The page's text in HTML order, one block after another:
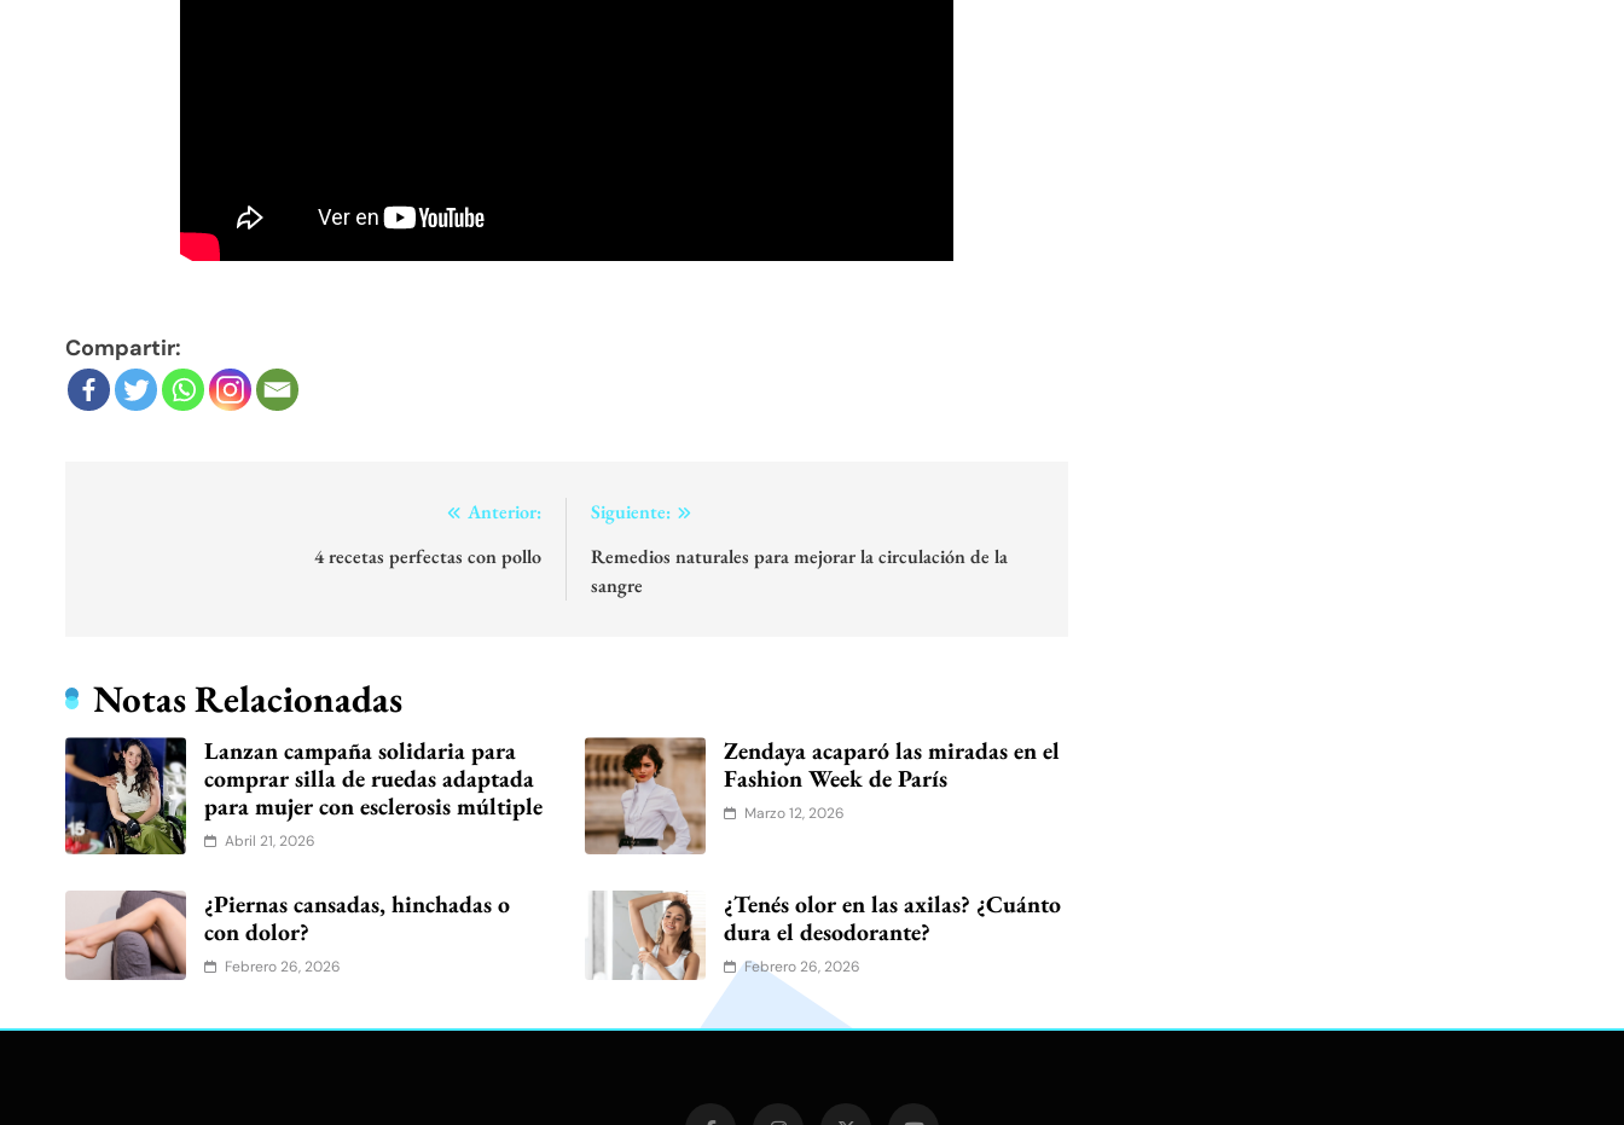
Compartir:
Anterior:
4 recetas perfectas con pollo
Siguiente:
Remedios naturales para mejorar la circulación de la
sangre
Notas Relacionadas
Lanzan campaña solidaria para
comprar silla de ruedas adaptada
para mujer con esclerosis múltiple
Abril 21, 2026
Zendaya acaparó las miradas en el
Fashion Week de París
Marzo 12, 2026
¿Piernas cansadas, hinchadas o
con dolor?
Febrero 26, 2026
¿Tenés olor en las axilas? ¿Cuánto
dura el desodorante?
Febrero 26, 2026